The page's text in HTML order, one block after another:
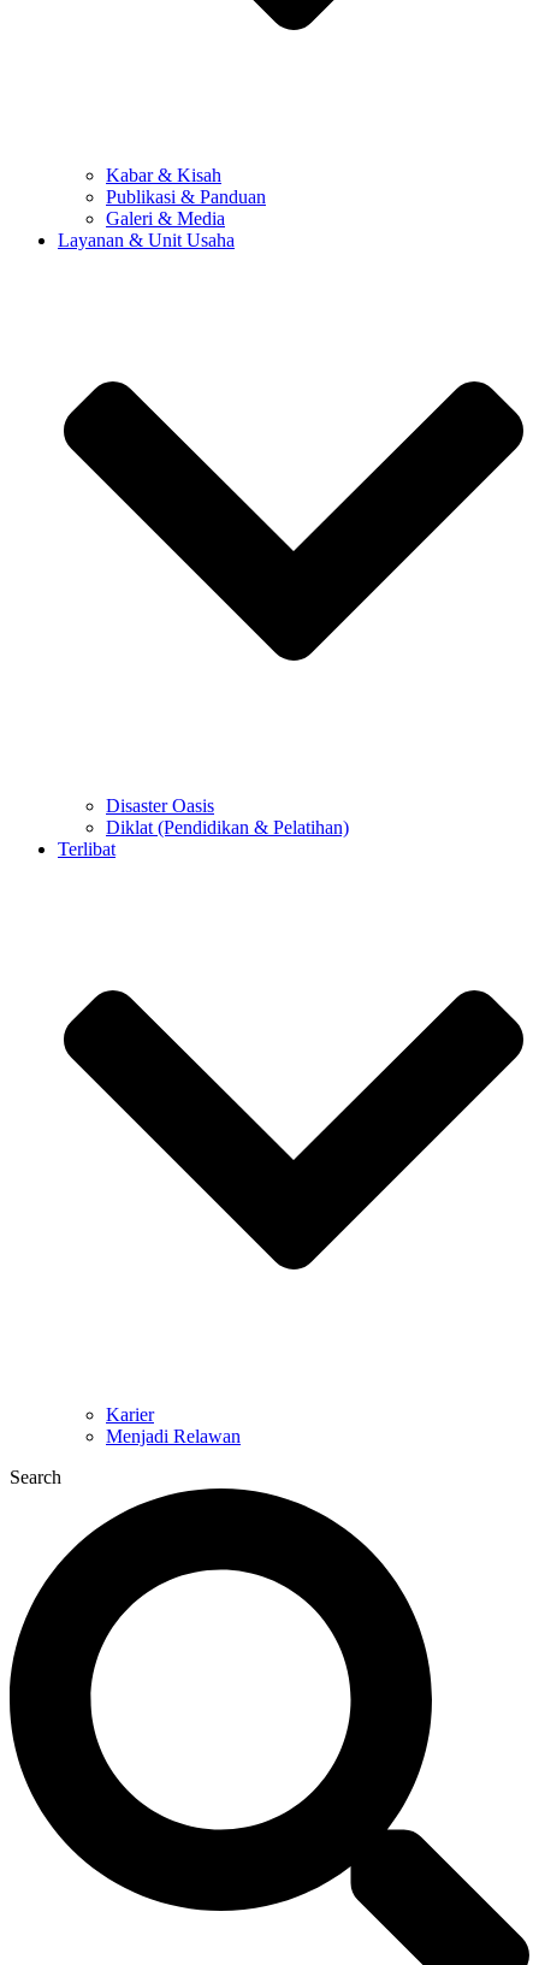
Kabar & Kisah
Publikasi & Panduan
Galeri & Media
Layanan & Unit Usaha
Disaster Oasis
Diklat (Pendidikan & Pelatihan)
Terlibat
Karier
Menjadi Relawan
Search